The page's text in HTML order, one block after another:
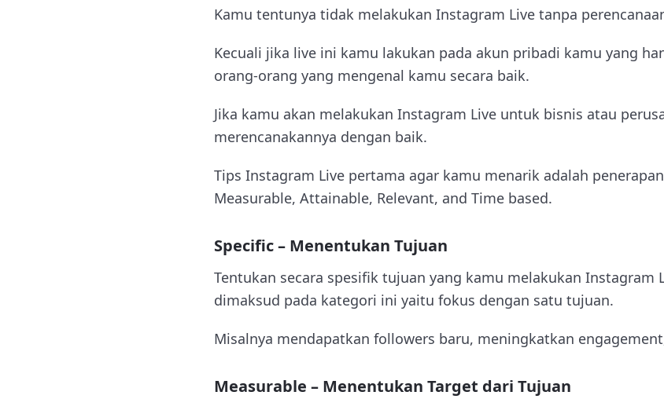
Kamu tentunya tidak melakukan Instagram Live tanpa
Kecuali jika live ini kamu lakukan pada akun pribadi kamu yang
orang-orang yang mengenal kamu secara baik.
Jika kamu akan melakukan Instagram Live untuk bisnis atau
merencanakannya dengan baik.
Tips Instagram Live pertama agar kamu menarik adalah
Measurable, Attainable, Relevant, and Time based.
Specific – Menentukan Tujuan
Tentukan secara spesifik tujuan yang kamu melakukan Instagram
dimaksud pada kategori ini yaitu fokus dengan satu tujuan.
Misalnya mendapatkan followers baru, meningkatkan
Measurable – Menentukan Target dari Tujuan